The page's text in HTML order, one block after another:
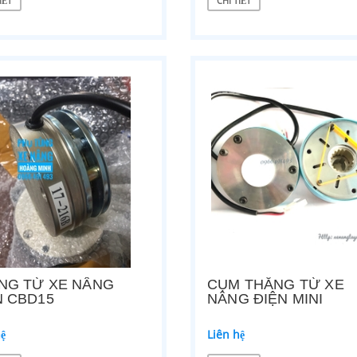
TỪ XE NÂNG
CBD15
CỤM THẮNG TỪ XE
NÂNG ĐIỆN MINI
Liên hệ
Liên hệ